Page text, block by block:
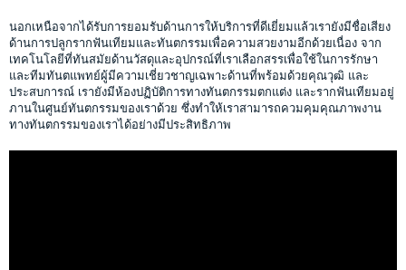
นอกเหนือจากได้รับการยอมรับด้านการให้บริการที่ดีเยี่ยมแล้วเรายังมีชื่อเสียง
ด้านการปลูกรากฟันเทียมและทันตกรรมเพื่อความสวยงามอีกด้วยเนื่อง จาก
เทคโนโลยีที่ทันสมัยด้านวัสดุและอุปกรณ์ที่เราเลือกสรรเพื่อใช้ในการรักษา
และทีมทันตแพทย์ผู้มีความเชี่ยวชาญเฉพาะด้านที่พร้อมด้วยคุณวุฒิ และ
ประสบการณ์ เรายังมีห้องปฏิบัติการทางทันตกรรมตกแต่ง และรากฟันเทียมอยู่
ภานในศูนย์ทันตกรรมของเราด้วย ซึ่งทำให้เราสามารถควมคุมคุณภาพงาน
ทางทันตกรรมของเราได้อย่างมีประสิทธิภาพ